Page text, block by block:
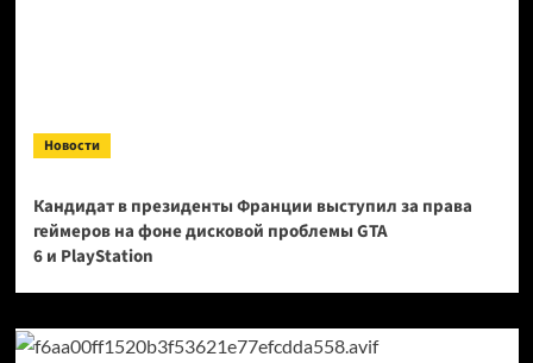
Новости
Кандидат в президенты Франции выступил за права
геймеров на фоне дисковой проблемы GTA
6 и PlayStation